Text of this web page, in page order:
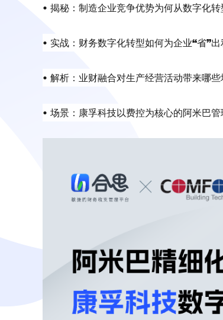
• 揭秘：制造企业竞争优势为何从数字化转
• 实战：财务数字化转型如何为企业“省”出
• 解析：业财融合对生产经营活动带来哪些
• 场景：康孚科技以费控为核心的阿米巴管